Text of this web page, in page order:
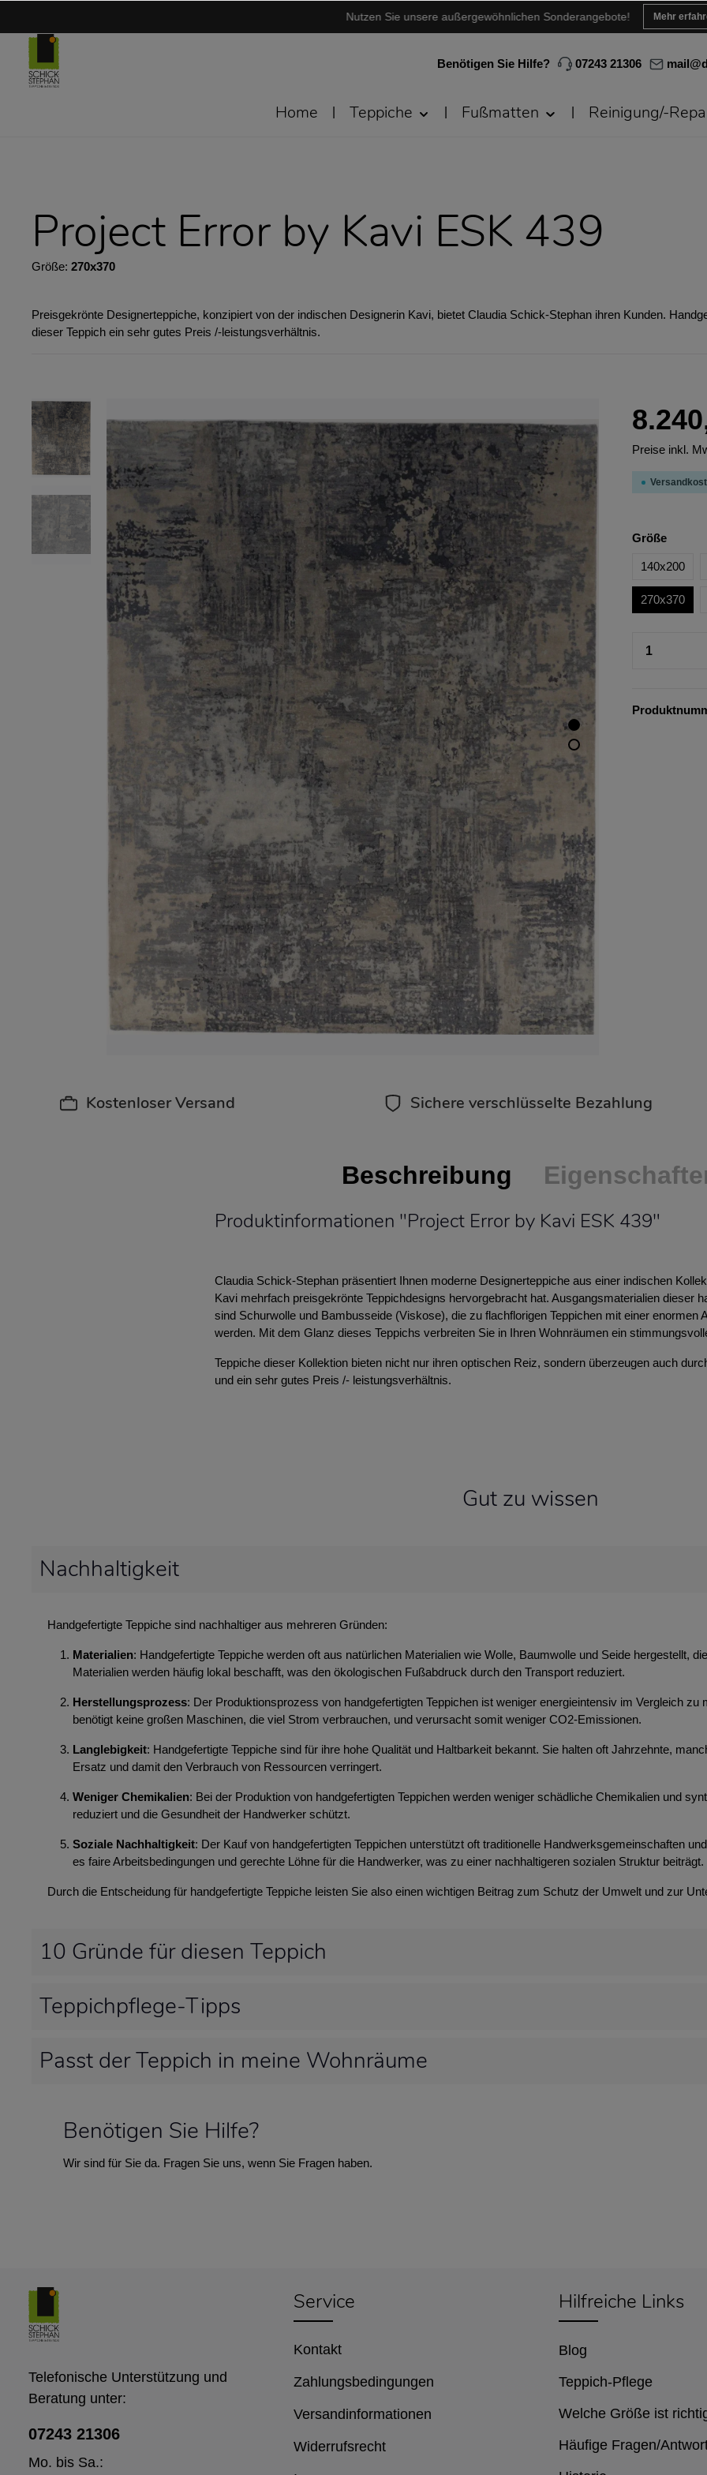
Nutzen Sie unsere außergewöhnlichen Sonderangebote! Mehr
Benötigen Sie Hilfe? 07243 21306
Home Teppiche Fußmatten Reinigung/-
Project Error by Kavi ESK 439
Größe: 270x370
Preisgekrönte Designerteppiche, konzipiert von der indischen Designerin Kavi, bietet Claudia Schick-Stephan ihren Kunden.
dieser Teppich ein sehr gutes Preis /-leistungsverhältnis.
Preise inkl.
Größe
140x200
270x370
Kostenloser Versand Sichere verschlüsselte Bezahlung
Beschreibung
Produktinformationen "Project Error by Kavi ESK 439"
Claudia Schick-Stephan präsentiert Ihnen moderne Designerteppiche aus einer indischen
Kavi mehrfach preisgekrönte Teppichdesigns hervorgebracht hat. Ausgangsmaterialien dieser
sind Schurwolle und Bambusseide (Viskose), die zu flachflorigen Teppichen mit einer enormen
werden. Mit dem Glanz dieses Teppichs verbreiten Sie in Ihren Wohnräumen ein
Teppiche dieser Kollektion bieten nicht nur ihren optischen Reiz, sondern überzeugen auch
und ein sehr gutes Preis /- leistungsverhältnis.
Gut zu wissen
Nachhaltigkeit
Handgefertigte Teppiche sind nachhaltiger aus mehreren Gründen:
Materialien: Handgefertigte Teppiche werden oft aus natürlichen Materialien wie Wolle, Baumwolle und Seide hergestellt,
Materialien werden häufig lokal beschafft, was den ökologischen Fußabdruck durch den Transport reduziert.
Herstellungsprozess: Der Produktionsprozess von handgefertigten Teppichen ist weniger energieintensiv im Vergleich
benötigt keine großen Maschinen, die viel Strom verbrauchen, und verursacht somit weniger CO2-Emissionen.
Langlebigkeit: Handgefertigte Teppiche sind für ihre hohe Qualität und Haltbarkeit bekannt. Sie halten oft Jahrzehnte,
Ersatz und damit den Verbrauch von Ressourcen verringert.
Weniger Chemikalien: Bei der Produktion von handgefertigten Teppichen werden weniger schädliche Chemikalien und
reduziert und die Gesundheit der Handwerker schützt.
Soziale Nachhaltigkeit: Der Kauf von handgefertigten Teppichen unterstützt oft traditionelle Handwerksgemeinschaften
es faire Arbeitsbedingungen und gerechte Löhne für die Handwerker, was zu einer nachhaltigeren sozialen Struktur beiträgt.
Durch die Entscheidung für handgefertigte Teppiche leisten Sie also einen wichtigen Beitrag zum Schutz der Umwelt und zur
10 Gründe für diesen Teppich
Teppichpflege-Tipps
Passt der Teppich in meine Wohnräume
Benötigen Sie Hilfe?
Wir sind für Sie da. Fragen Sie uns, wenn Sie Fragen haben.
Service
Kontakt
Zahlungsbedingungen
Versandinformationen
Widerrufsrecht
Telefonische Unterstützung und
Beratung unter:
07243 21306
Mo. bis Sa.:
Hilfreiche Links
Blog
Teppich-Pflege
Welche Größe ist
Häufige Fragen/